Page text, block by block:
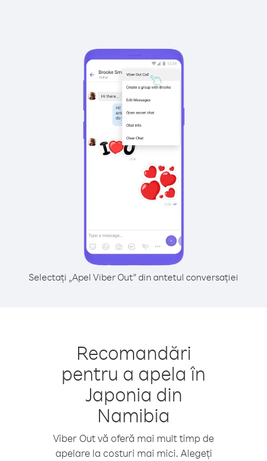
Selectați „Apel Viber Out” din antetul conversației
Recomandări
pentru a apela în
Japonia din
Namibia
Viber Out vă oferă mai mult timp de
apelare la costuri mai mici. Alegeți